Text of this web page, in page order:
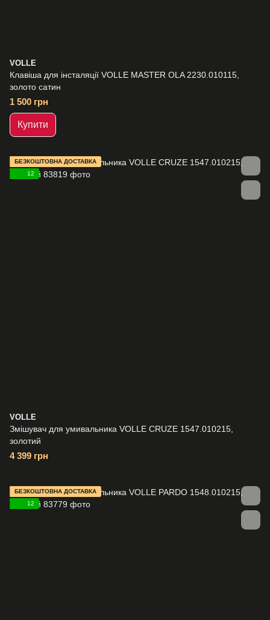
VOLLE
Клавіша для інсталяції VOLLE MASTER OLA 2230.010115,
золото сатин
1 500 грн
Купити
БЕЗКОШТОВНА ДОСТАВКА
12
VOLLE
Змішувач для умивальника VOLLE CRUZE 1547.010215,
золотий
4 399 грн
БЕЗКОШТОВНА ДОСТАВКА
12